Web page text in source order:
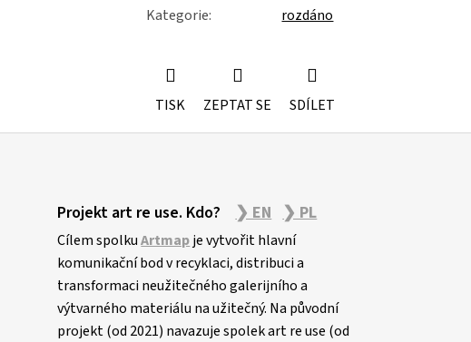
Kategorie: rozdáno
TISK ZEPTAT SE SDÍLET
Projekt art re use. Kdo? ❯ EN ❯ PL
Cílem spolkuArtmapje vytvořit hlavní
komunikační bod v recyklaci, distribuci a
transformaci neužitečného galerijního a
výtvarného materiálu na užitečný. Na původní
projekt (od 2021) navazuje spolek art re use (od